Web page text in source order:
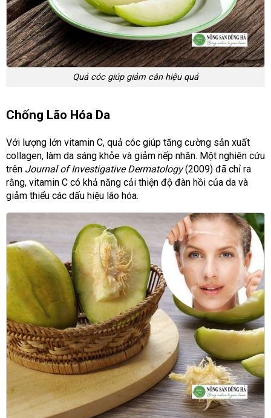
Quả cóc giúp giảm cân hiệu quả
Chống Lão Hóa Da
Với lượng lớn vitamin C, quả cóc giúp tăng cường sản xuất
collagen, làm da sáng khỏe và giảm nếp nhăn. Một nghiên cứu
trên Journal of Investigative Dermatology(2009) đã chỉ ra
rằng, vitamin C có khả năng cải thiện độ đàn hồi của da và
giảm thiểu các dấu hiệu lão hóa.